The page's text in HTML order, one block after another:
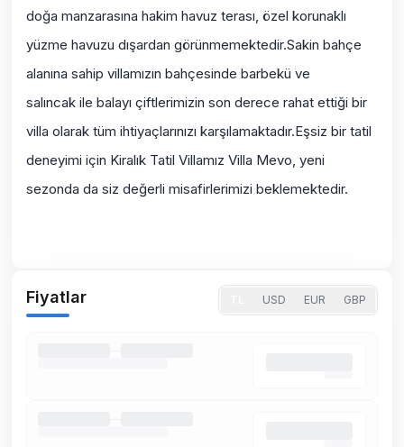
doğa manzarasına hakim havuz terası, özel korunaklı
yüzme havuzu dışardan görünmemektedir.Sakin bahçe
alanına sahip villamızın bahçesinde barbekü ve
salıncak ile balayı çiftlerimizin son derece rahat ettiği bir
villa olarak tüm ihtiyaçlarınızı karşılamaktadır.Eşsiz bir tatil
deneyimi için Kiralık Tatil Villamız Villa Mevo, yeni
sezonda da siz değerli misafirlerimizi beklemektedir.
Fiyatlar USD EUR GBP